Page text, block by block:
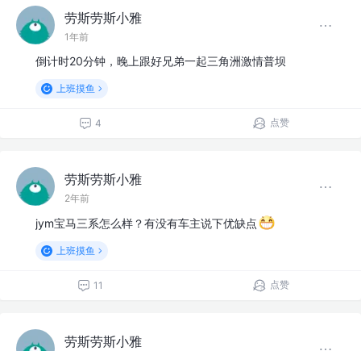
劳斯劳斯小雅
1年前
倒计时20分钟，晚上跟好兄弟一起三角洲激情普坝
上班摸鱼
4 点赞
劳斯劳斯小雅
2年前
jym宝马三系怎么样？有没有车主说下优缺点
上班摸鱼
11 点赞
劳斯劳斯小雅